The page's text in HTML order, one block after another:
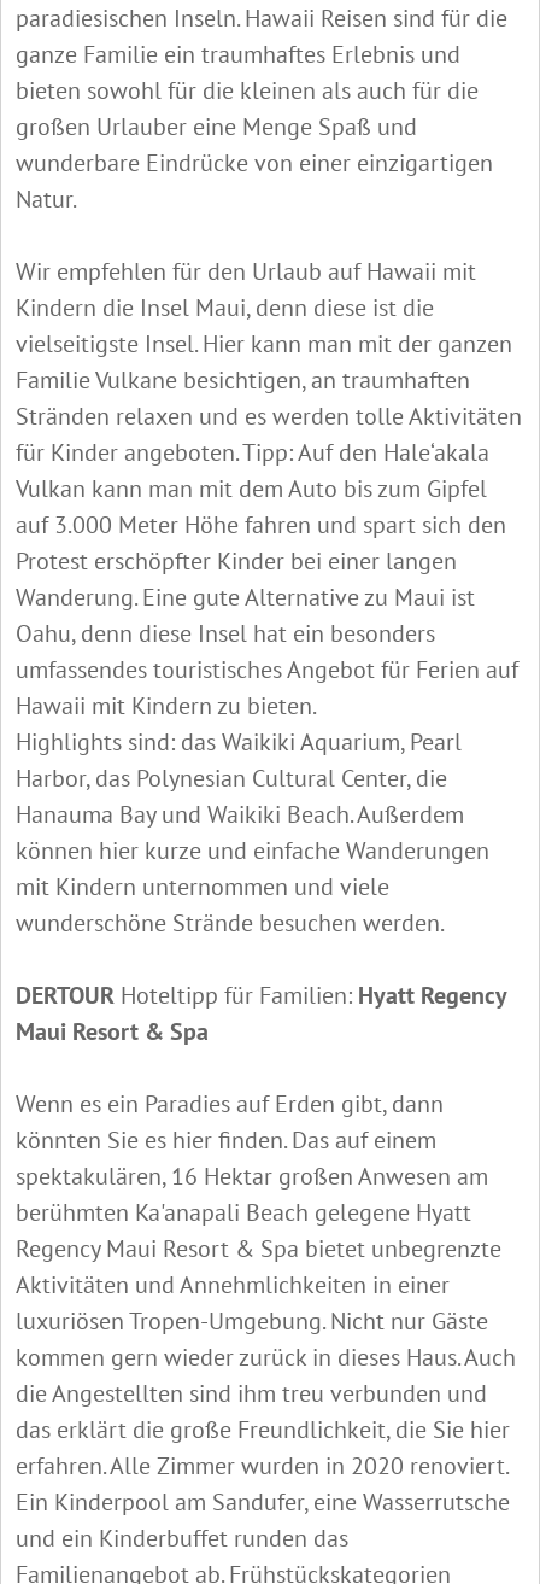
paradiesischen Inseln. Hawaii Reisen sind für die
ganze Familie ein traumhaftes Erlebnis und
bieten sowohl für die kleinen als auch für die
großen Urlauber eine Menge Spaß und
wunderbare Eindrücke von einer einzigartigen
Natur.
Wir empfehlen für den Urlaub auf Hawaii mit
Kindern die Insel Maui, denn diese ist die
vielseitigste Insel. Hier kann man mit der ganzen
Familie Vulkane besichtigen, an traumhaften
Stränden relaxen und es werden tolle Aktivitäten
für Kinder angeboten. Tipp: Auf den Hale‘akala
Vulkan kann man mit dem Auto bis zum Gipfel
auf 3.000 Meter Höhe fahren und spart sich den
Protest erschöpfter Kinder bei einer langen
Wanderung. Eine gute Alternative zu Maui ist
Oahu, denn diese Insel hat ein besonders
umfassendes touristisches Angebot für Ferien auf
Hawaii mit Kindern zu bieten.
Highlights sind: das Waikiki Aquarium, Pearl
Harbor, das Polynesian Cultural Center, die
Hanauma Bay und Waikiki Beach. Außerdem
können hier kurze und einfache Wanderungen
mit Kindern unternommen und viele
wunderschöne Strände besuchen werden.
DERTOUR Hoteltipp für Familien: Hyatt Regency
Maui Resort & Spa
Wenn es ein Paradies auf Erden gibt, dann
könnten Sie es hier finden. Das auf einem
spektakulären, 16 Hektar großen Anwesen am
berühmten Ka'anapali Beach gelegene Hyatt
Regency Maui Resort & Spa bietet unbegrenzte
Aktivitäten und Annehmlichkeiten in einer
luxuriösen Tropen-Umgebung. Nicht nur Gäste
kommen gern wieder zurück in dieses Haus. Auch
die Angestellten sind ihm treu verbunden und
das erklärt die große Freundlichkeit, die Sie hier
erfahren. Alle Zimmer wurden in 2020 renoviert.
Ein Kinderpool am Sandufer, eine Wasserrutsche
und ein Kinderbuffet runden das
Familienangebot ab. Frühstückskategorien